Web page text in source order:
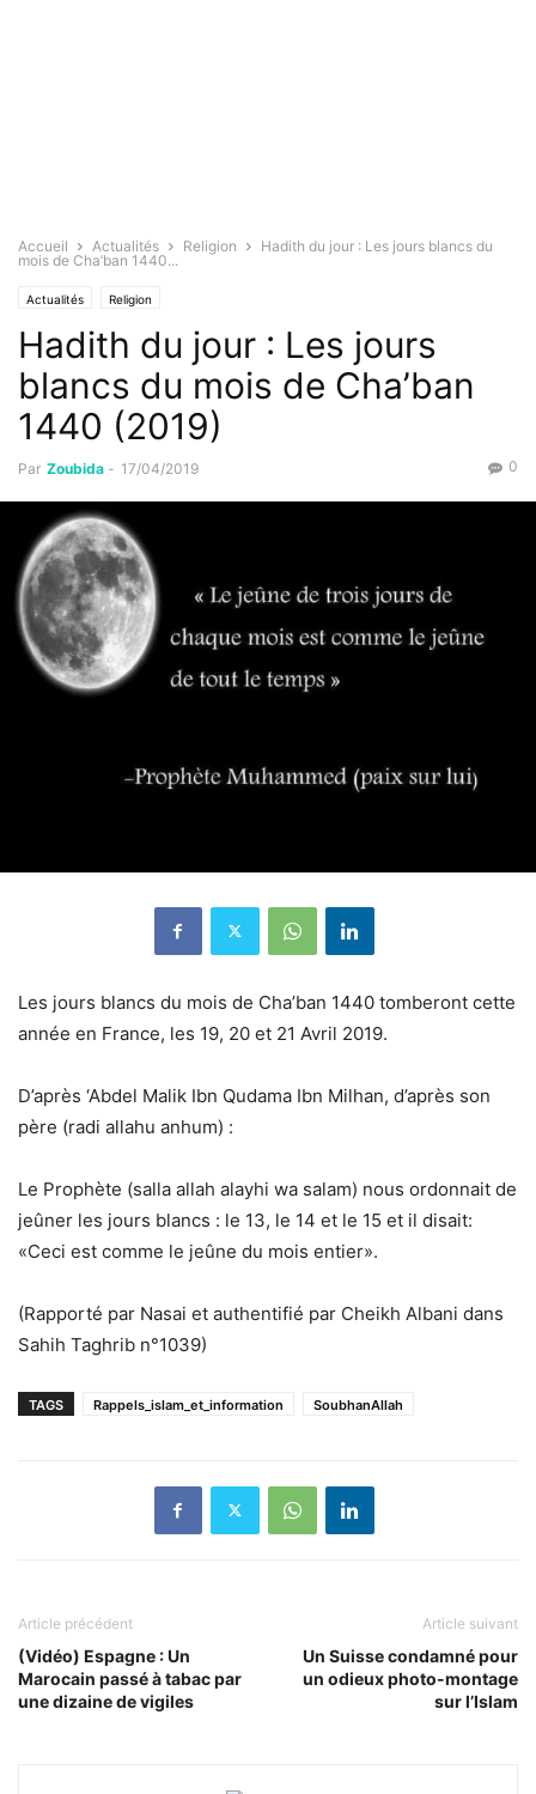
Accueil Actualités Religion
Hadith du jour : Les jours blancs du
mois de Cha’ban 1440...
Actualités Religion
Hadith du jour : Les jours
blancs du mois de Cha’ban
1440 (2019)
Par Zoubida - 17/04/2019 0
Les jours blancs du mois de Cha’ban 1440 tomberont cette
année en France, les 19, 20 et 21 Avril 2019.
D’après ‘Abdel Malik Ibn Qudama Ibn Milhan, d’après son
père (radi allahu anhum) :
Le Prophète (salla allah alayhi wa salam) nous ordonnait de
jeûner les jours blancs : le 13, le 14 et le 15 et il disait:
«Ceci est comme le jeûne du mois entier».
(Rapporté par Nasai et authentifié par Cheikh Albani dans
Sahih Taghrib n°1039)
TAGS Rappels_islam_et_information SoubhanAllah
Article précédent
(Vidéo) Espagne : Un
Marocain passé à tabac par
une dizaine de vigiles
Article suivant
Un Suisse condamné pour
un odieux photo-montage
sur l’Islam